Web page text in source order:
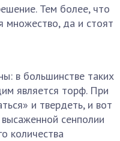
Тем более, что
множество, да и стоят
в большинстве таких
является торф. При
и твердеть, и вот
сенполии
количества